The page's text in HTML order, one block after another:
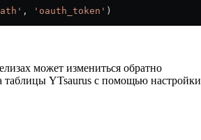
, 'oauth_token' )
может измениться обратно
YTsaurus с помощью настройки